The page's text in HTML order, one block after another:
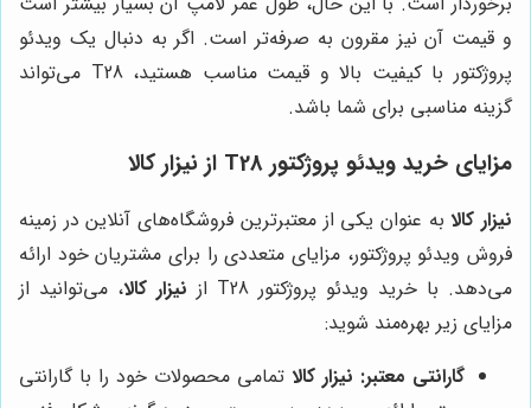
و قیمت آن نیز مقرون به صرفه‌تر است. اگر به دنبال یک ویدئو
پروژکتور با کیفیت بالا و قیمت مناسب هستید، T28 می‌تواند
گزینه مناسبی برای شما باشد.
مزایای خرید ویدئو پروژکتور T28 از نیزار کالا
نیزار کالابه عنوان یکی از معتبرترین فروشگاه‌های آنلاین در زمینه
فروش ویدئو پروژکتور، مزایای متعددی را برای مشتریان خود ارائه
می‌دهد. با خرید ویدئو پروژکتور T28 از
نیزار کالا، می‌توانید از
مزایای زیر بهره‌مند شوید:
گارانتی معتبر: نیزار کالا تمامی محصولات خود را با گارانتی